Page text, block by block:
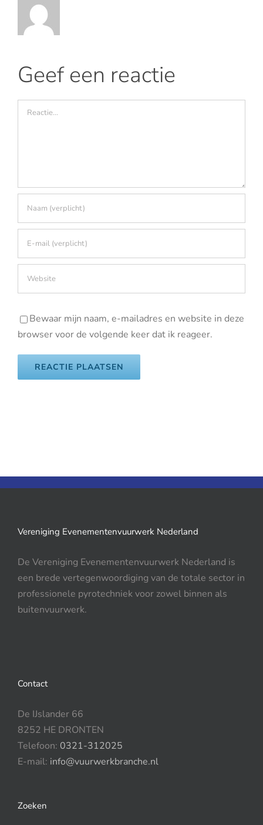
Geef een reactie
Reactie
Bewaar mijn naam, e-mailadres en website in deze
browser voor de volgende keer dat ik reageer.
Vereniging Evenementenvuurwerk Nederland
De Vereniging Evenementenvuurwerk Nederland is
een brede vertegenwoordiging van de totale sector in
professionele pyrotechniek voor zowel binnen als
buitenvuurwerk.
Contact
De IJslander 66
8252 HE DRONTEN
Telefoon: 0321-312025
E-mail: info@vuurwerkbranche.nl
Zoeken